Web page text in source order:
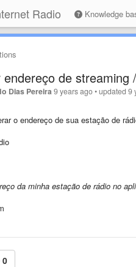
Radio Knowledge
endereço de
Dias Pereira 9 years ago•updated9
o endereço de sua estação de
da minha estação de rádio no
0